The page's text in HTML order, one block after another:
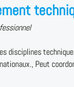
disciplines
Peut